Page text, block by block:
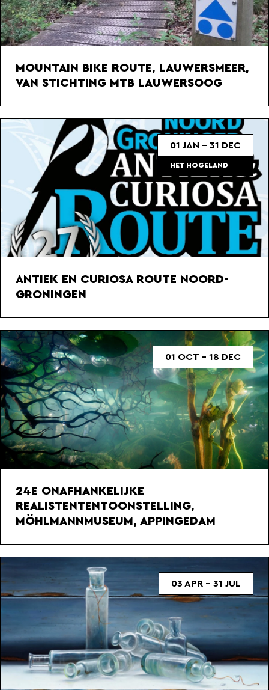
MOUNTAIN BIKE ROUTE, LAUWERSMEER,
VAN STICHTING MTB LAUWERSOOG
01 JAN - 31 DEC
HET HOGELAND
ANTIEK EN CURIOSA ROUTE NOORD-
GRONINGEN
01 OCT - 18 DEC
24E ONAFHANKELIJKE
REALISTENTENTOONSTELLING,
MÖHLMANNMUSEUM, APPINGEDAM
03 APR - 31 JUL